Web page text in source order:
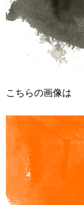
こちらの画像は